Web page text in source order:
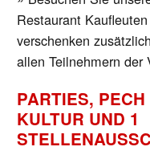
Restaurant
verschenken
allen Teilnehmern
PARTIES,
KULTUR UND 1